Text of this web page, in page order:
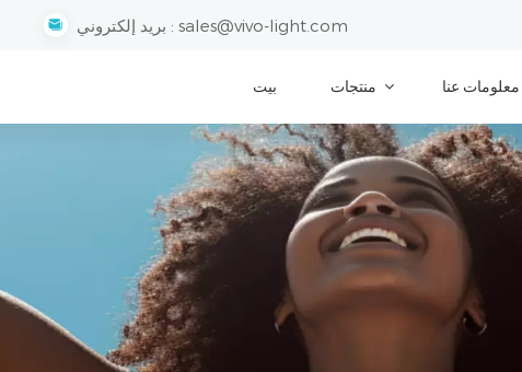
بريد إلكتروني : sales@vivo-light.com
بيت معلومات عنا